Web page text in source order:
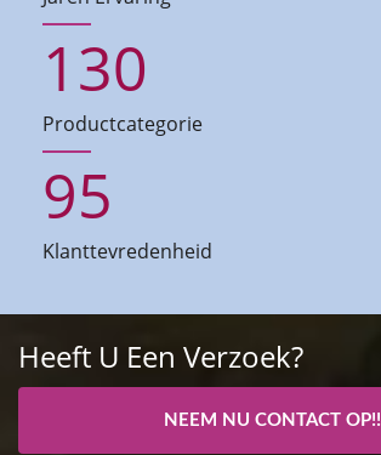
130
Productcategorie
95
Klanttevredenheid
Heeft U Een Verzoek?
NEEM NU CONTACT OP!!